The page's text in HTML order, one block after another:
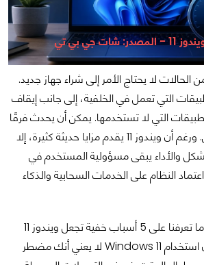
شات جي بي تي
الحالات لا يحتاج الأمر إلى شراء جهاز جديد.
التي تعمل في الخلفية، إلى جانب إيقاف
التي لا تستخدمها. يمكن أن يحدث فرقًا
واضحًا في الأداء اليومي. ورغم أن ويندوز 11 يقدم مزايا حديثة كثيرة، إلا
والأداء يبقى مسؤولية المستخدم في
النظام على الخدمات السحابية والذكاء
وصلنا لختام مقالنا بعدما تعرفنا على 5 أسباب خفية تجعل ويندوز 11
بطيئًا. ويمكن القول بأن استخدام Windows 11 لا يعني أنك مضطر